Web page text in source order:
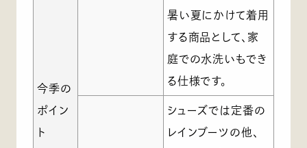
今季の
ポイン
ト
暑い夏にかけて着用
する商品として、家
庭での水洗いもでき
る仕様です。
シューズでは定番の
レインブーツの他、